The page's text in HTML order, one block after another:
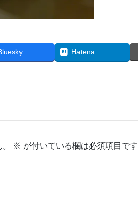
Hatena
※ が付いている欄は必須項目です